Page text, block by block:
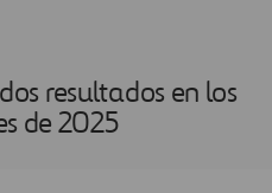
resultados en los
de 2025